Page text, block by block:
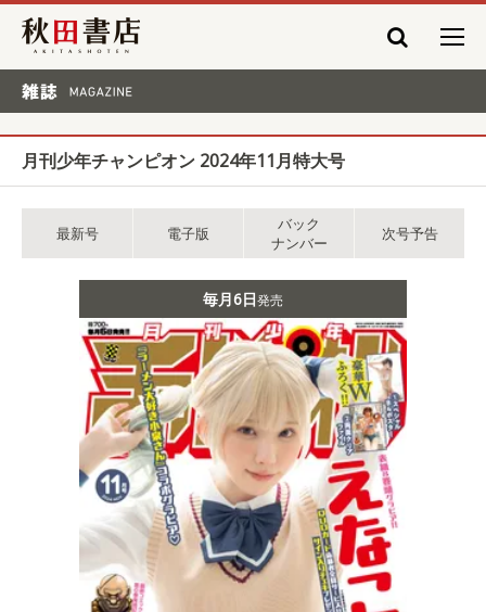
秋田書店
月刊少年チャンピオン 2024年11月特大号
最新号 電子版
バック
ナンバー
次号予告
毎月6日発売